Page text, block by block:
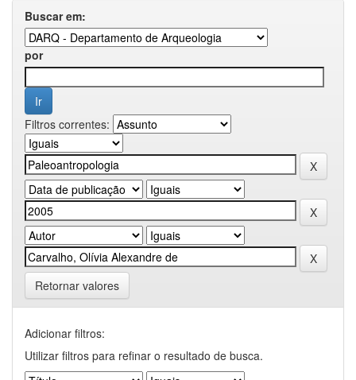
Buscar em:
por
Filtros correntes:
Retornar valores
Adicionar filtros:
Utilizar filtros para refinar o resultado de busca.